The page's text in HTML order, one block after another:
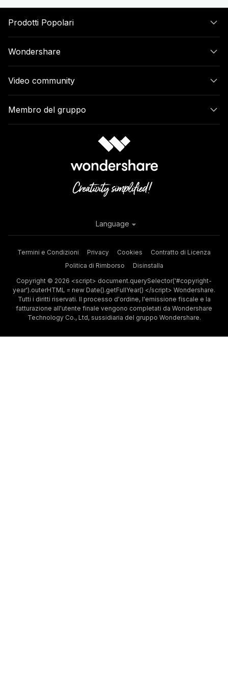
Prodotti Popolari
Wondershare
Video community
Membro del gruppo
Termini e Condizioni Privacy Cookies
Contratto di Licenza
Politica di Rimborso
Disinstalla
Copyright © 2026 <script> document.querySelector('#copyright-
year').outerHTML = new Date().getFullYear() </script> Wondershare.
Tutti i diritti riservati. Il processo d'ordine, l'emissione fiscale e la
fatturazione all'utente finale vengono completati da Wondershare
Technology Co., Ltd, sussidiaria del gruppo Wondershare.
Language